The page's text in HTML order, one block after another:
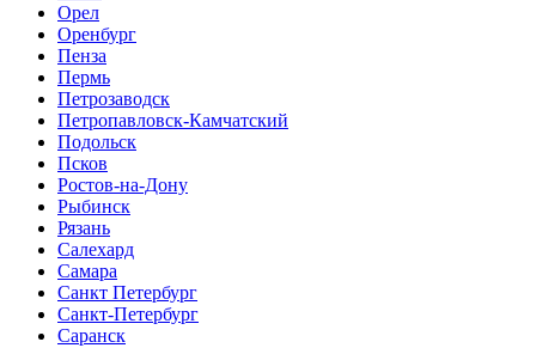
Орел
Оренбург
Пенза
Пермь
Петрозаводск
Петропавловск-Камчатский
Подольск
Псков
Ростов-на-Дону
Рыбинск
Рязань
Салехард
Самара
Санкт Петербург
Санкт-Петербург
Саранск